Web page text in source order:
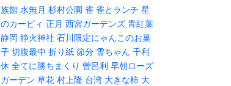
族館 水無月 杉村公園 雀 雀とランチ 星
のカービィ 正月 西宮ガーデンズ 青紅葉
静岡 静火神社 石川限定にゃんこのお菓
子 切腹最中 折り紙 節分 雪ちゃん 千利
休 全てに勝ちまくり 曽呂利 早朝ローズ
ガーデン 草花 村上隆 台湾 大きな柿 大